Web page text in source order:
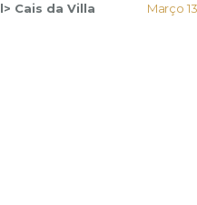
l> Cais da Villa Março